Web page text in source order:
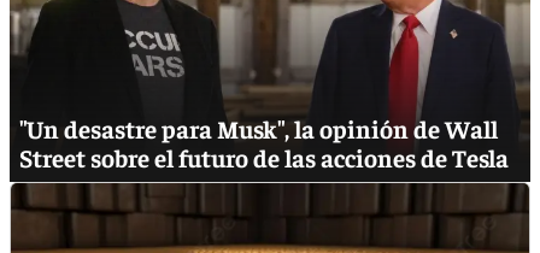
"Un desastre para Musk", la opinión de Wall
Street sobre el futuro de las acciones de Tesla